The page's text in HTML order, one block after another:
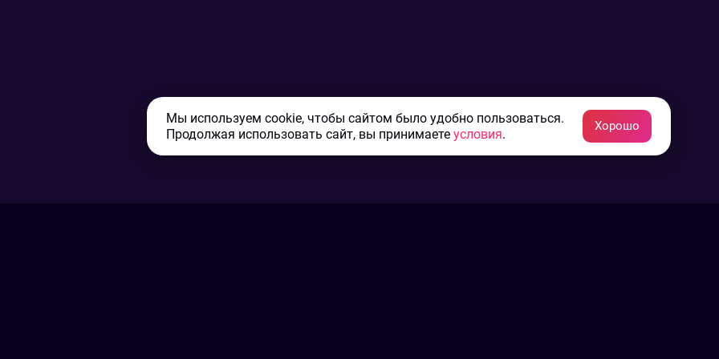
Мы используем cookie, чтобы сайтом было удобно пользоваться.
Продолжая использовать сайт, вы принимаете условия.
Хорошо